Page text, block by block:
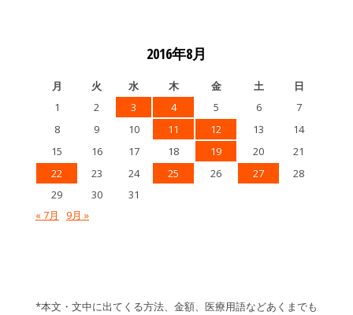
2016年8月
月 火 水 木 金 土
日
1
2 3 4 5 6
7
8
9 10 11 12 13
14
15
16 17 18 19 20
21
22
23 24 25 26 27
28
29
30
31
« 7月
9月 »
*本文・文中に出てくる方法、金額、医療用語などあくまでも